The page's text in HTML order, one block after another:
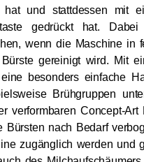
und stattdessen mit
gedrückt hat.
wenn die Maschine in
gereinigt wird. Mit
besonders einfache
Brühgruppen
verformbaren Concept-
Bürsten nach Bedarf
zugänglich werden und